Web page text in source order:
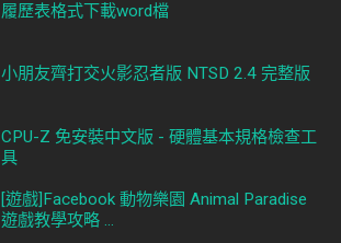
履歷表格式下載word檔
小朋友齊打交火影忍者版 NTSD 2.4 完整版
CPU-Z 免安裝中文版 - 硬體基本規格檢查工
具
[遊戲]Facebook 動物樂園 Animal Paradise
遊戲教學攻略 ...